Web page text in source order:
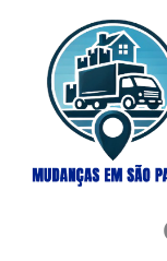
conteúdo